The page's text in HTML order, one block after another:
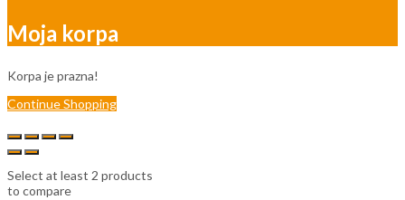
Moja korpa
Korpa je prazna!
Continue Shopping
Select at least 2 products
to compare